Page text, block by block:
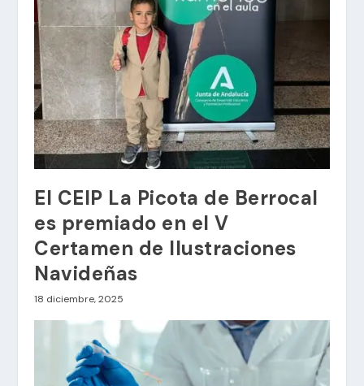
El CEIP La Picota de Berrocal
es premiado en el V
Certamen de Ilustraciones
Navideñas
18 diciembre, 2025